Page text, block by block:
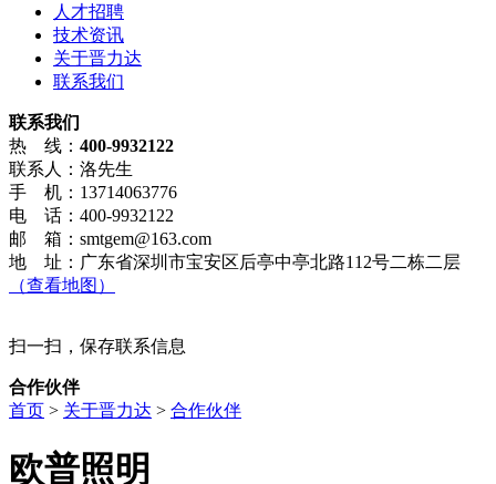
人才招聘
技术资讯
关于晋力达
联系我们
联系我们
热 线： 400-9932122
联系人：洛先生
手 机：13714063776
电 话：400-9932122
邮 箱：smtgem@163.com
地 址：广东省深圳市宝安区后亭中亭北路112号二栋二层
（查看地图）
扫一扫，保存联系信息
合作伙伴
首页 > 关于晋力达 > 合作伙伴
欧普照明